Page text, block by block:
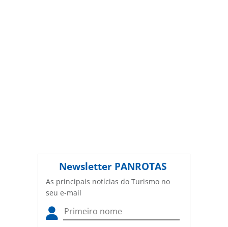
Newsletter PANROTAS
As principais notícias do Turismo no
seu e-mail